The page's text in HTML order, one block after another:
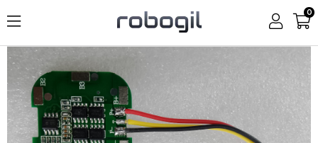
0